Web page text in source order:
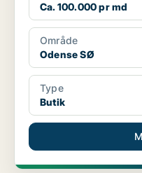
Ca. 100.000 pr md
Område
Odense SØ
Type
Butik